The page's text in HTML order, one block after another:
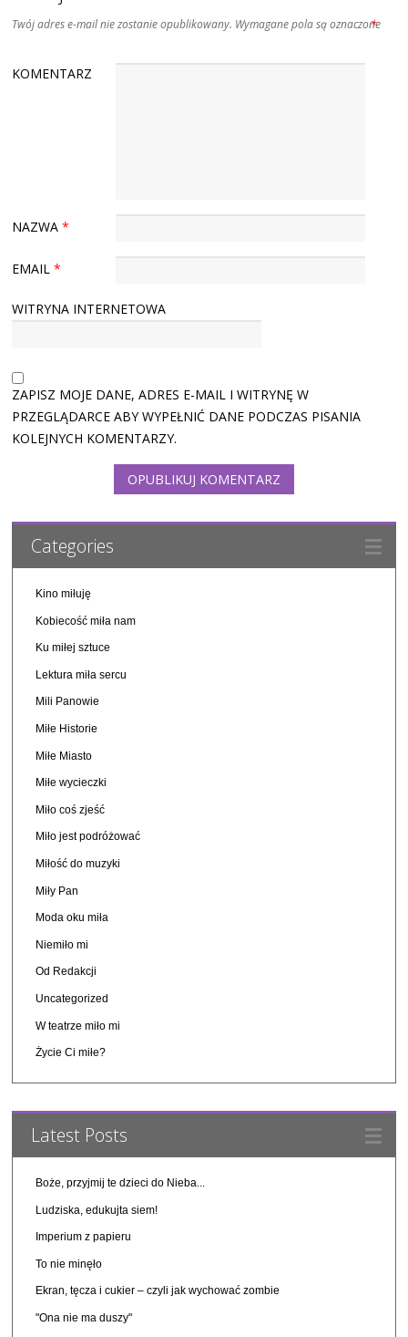
Twój adres e-mail nie zostanie opublikowany. Wymagane pola są oznaczone
*
KOMENTARZ
NAZWA*
EMAIL*
WITRYNA INTERNETOWA
ZAPISZ MOJE DANE, ADRES E-MAIL I WITRYNĘ W
PRZEGLĄDARCE ABY WYPEŁNIĆ DANE PODCZAS PISANIA
KOLEJNYCH KOMENTARZY.
Categories
Kino miłuję
Kobiecość miła nam
Ku miłej sztuce
Lektura miła sercu
Mili Panowie
Miłe Historie
Miłe Miasto
Miłe wycieczki
Miło coś zjeść
Miło jest podróżować
Miłość do muzyki
Miły Pan
Moda oku miła
Niemiło mi
Od Redakcji
Uncategorized
W teatrze miło mi
Życie Ci miłe?
Latest Posts
Boże, przyjmij te dzieci do Nieba...
Ludziska, edukujta siem!
Imperium z papieru
To nie minęło
Ekran, tęcza i cukier – czyli jak wychować zombie
"Ona nie ma duszy"